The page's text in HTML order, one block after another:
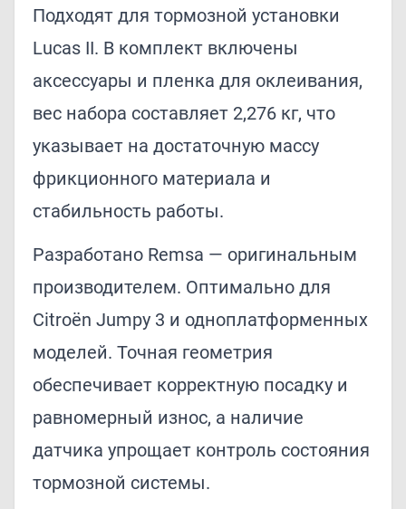
Подходят для тормозной установки
Lucas II. В комплект включены
аксессуары и пленка для оклеивания,
вес набора составляет 2,276 кг, что
указывает на достаточную массу
фрикционного материала и
стабильность работы.
Разработано Remsa — оригинальным
производителем. Оптимально для
Citroën Jumpy 3 и одноплатформенных
моделей. Точная геометрия
обеспечивает корректную посадку и
равномерный износ, а наличие
датчика упрощает контроль состояния
тормозной системы.